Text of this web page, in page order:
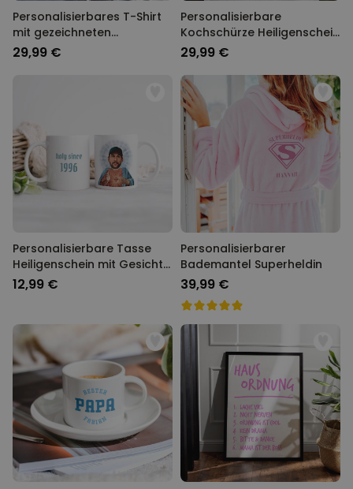
Personalisierbares T-Shirt
mit gezeichneten
Getränken und Text
29,99 €
Personalisierbare
Kochschürze Heiligenschein
mit Gesicht und Text
29,99 €
Personalisierbare Tasse
Heiligenschein mit Gesicht
und Text
12,99 €
Personalisierbarer
Bademantel Superheldin
39,99 €